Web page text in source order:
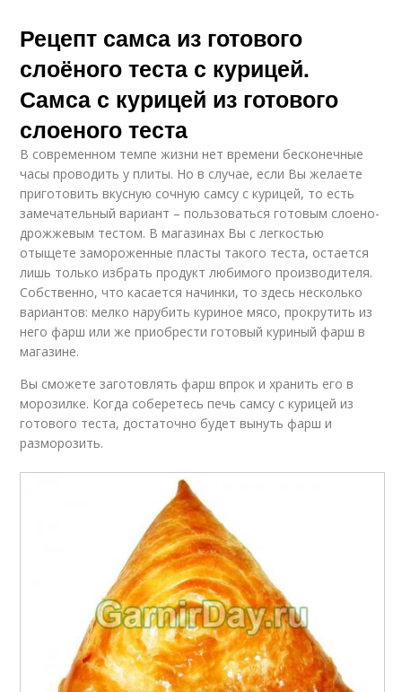
Рецепт самса из готового
слоёного теста с курицей.
Самса с курицей из готового
слоеного теста
В современном темпе жизни нет времени бесконечные
часы проводить у плиты. Но в случае, если Вы желаете
приготовить вкусную сочную самсу с курицей, то есть
замечательный вариант – пользоваться готовым слоено-
дрожжевым тестом. В магазинах Вы с легкостью
отыщете замороженные пласты такого теста, остается
лишь только избрать продукт любимого производителя.
Собственно, что касается начинки, то здесь несколько
вариантов: мелко нарубить куриное мясо, прокрутить из
него фарш или же приобрести готовый куриный фарш в
магазине.
Вы сможете заготовлять фарш впрок и хранить его в
морозилке. Когда соберетесь печь самсу с курицей из
готового теста, достаточно будет вынуть фарш и
разморозить.